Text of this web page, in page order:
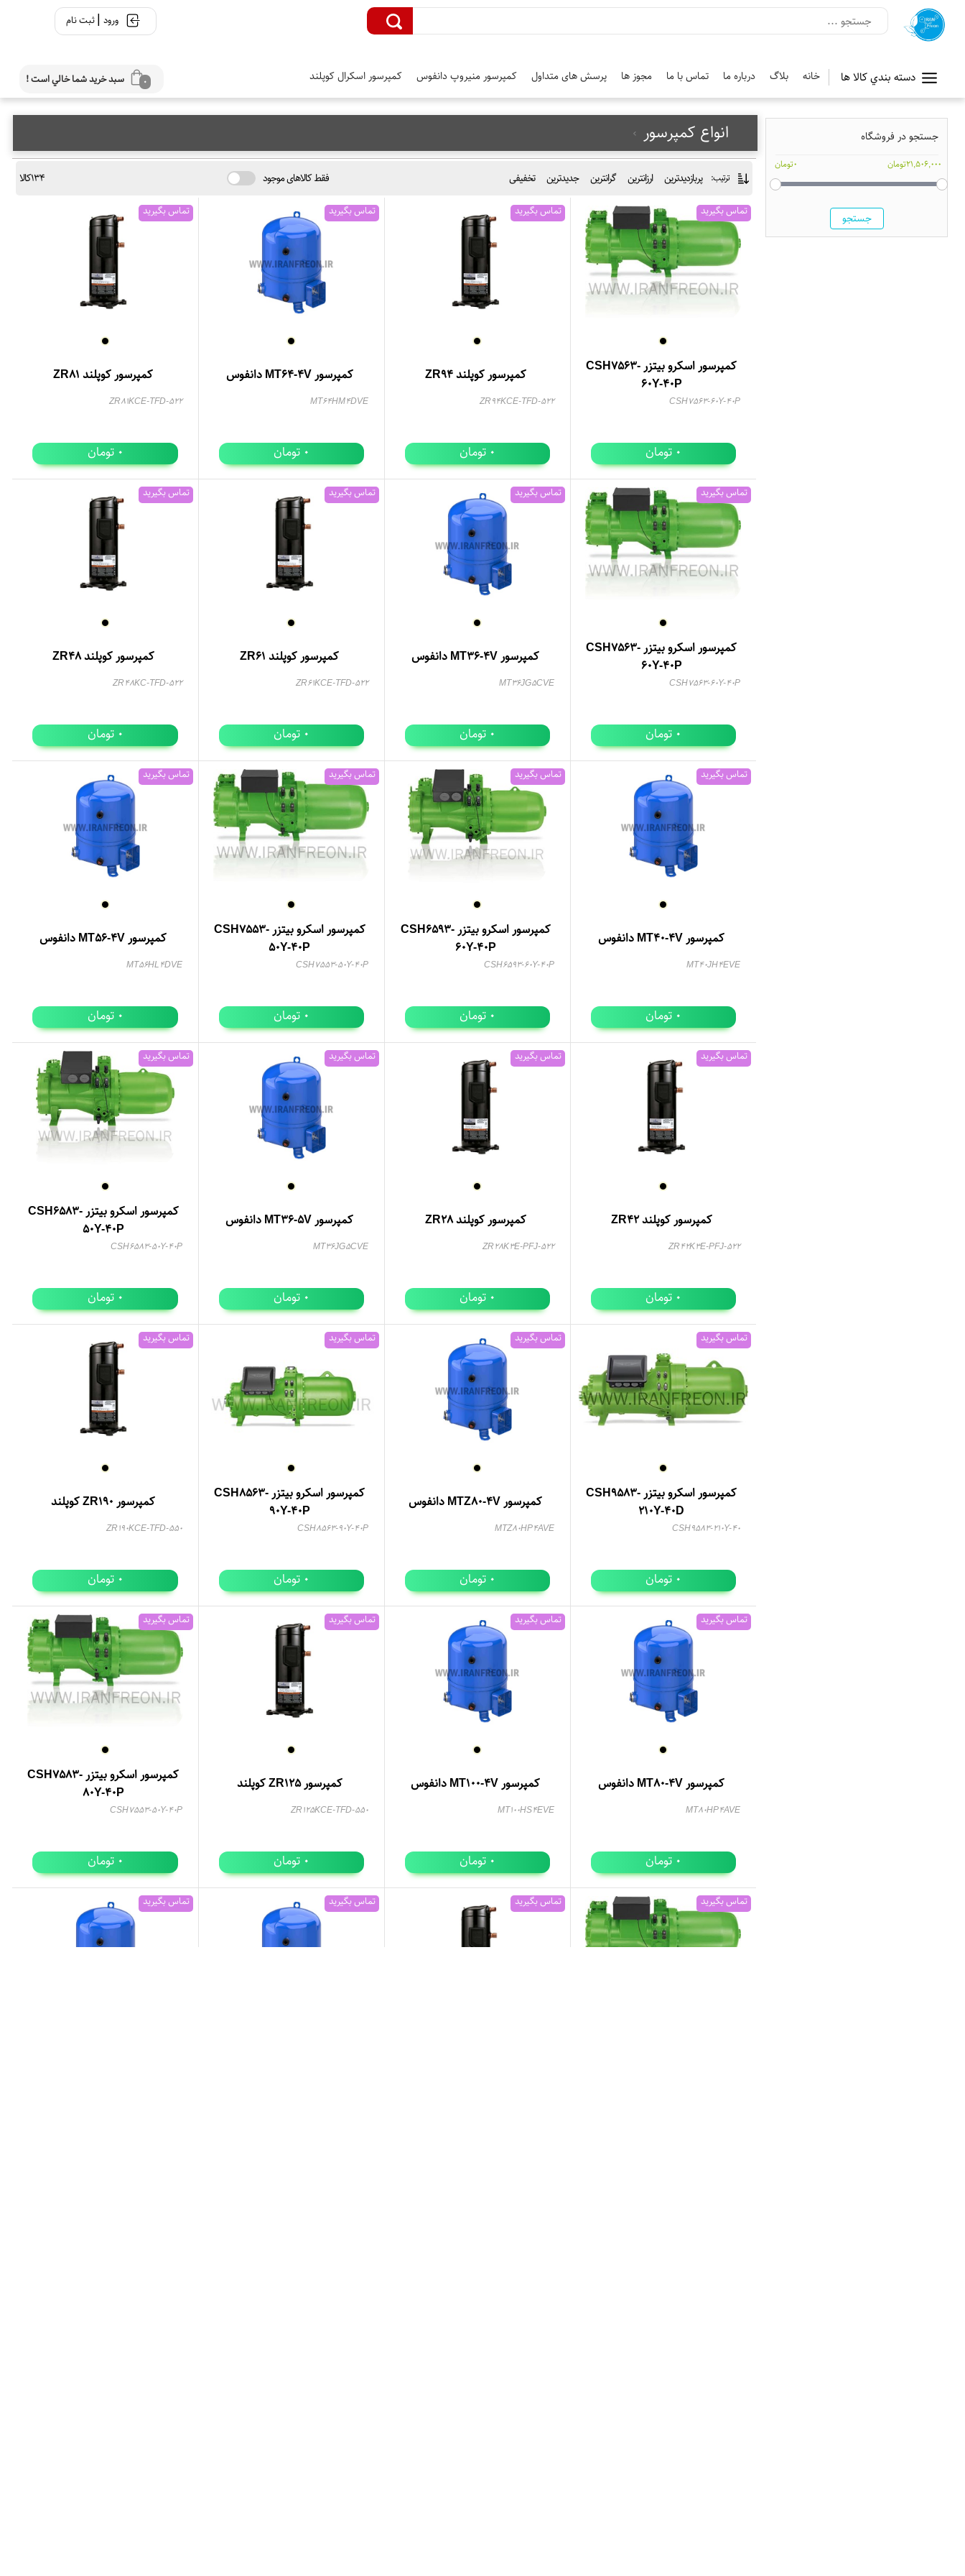
ورود | ثبت نام
دسته بندي کالا ها خانه بلاگ درباره ما تماس با ما مجوز ها پرسش های متداول کمپرسور منیروپ دانفوس کمپرسور اسکرال کوپلند 0 سبد خريد شما خالي است !
جستجو در فروشگاه
21,506,000تومان 0تومان
جستجو
انواع کمپرسور
ترتیب: پربازدیدترین ارزانترین گرانترین جدیدترین تخفیفی فقط کالاهای موجود 134کالا
کمپرسور اسکرو بیتزر CSH7563-
60Y-40P
CSH7563-60Y-40P
0 تومان
تماس بگیرید
کمپرسور کوپلند ZR94
ZR94KCE-TFD-522
0 تومان
تماس بگیرید
کمپرسور MT64-4V دانفوس
MT64HM4DVE
0 تومان
تماس بگیرید
کمپرسور کوپلند ZR81
ZR81KCE-TFD-522
0 تومان
تماس بگیرید
کمپرسور اسکرو بیتزر CSH7563-
60Y-40P
CSH7563-60Y-40P
0 تومان
تماس بگیرید
کمپرسور MT36-4V دانفوس
MT36JG5CVE
0 تومان
تماس بگیرید
کمپرسور کوپلند ZR61
ZR61KCE-TFD-522
0 تومان
تماس بگیرید
کمپرسور کوپلند ZR48
522-ZR48KC-TFD
0 تومان
تماس بگیرید
کمپرسور MT40-4V دانفوس
MT40JH4EVE
0 تومان
تماس بگیرید
کمپرسور اسکرو بیتزر CSH6593-
60Y-40P
CSH6593-60Y-40P
0 تومان
تماس بگیرید
کمپرسور اسکرو بیتزر CSH7553-
50Y-40P
CSH7553-50Y-40P
0 تومان
تماس بگیرید
کمپرسور MT56-4V دانفوس
MT56HL4DVE
0 تومان
تماس بگیرید
کمپرسور کوپلند ZR42
ZR42K3E-PFJ-522
0 تومان
تماس بگیرید
کمپرسور کوپلند ZR28
ZR28K3E-PFJ-522
0 تومان
تماس بگیرید
کمپرسور MT36-5V دانفوس
MT36JG5CVE
0 تومان
تماس بگیرید
کمپرسور اسکرو بیتزر CSH6583-
50Y-40P
CSH6583-50Y-40P
0 تومان
تماس بگیرید
کمپرسور اسکرو بیتزر CSH9583-
210Y-40D
CSH9583-210Y-40
0 تومان
تماس بگیرید
کمپرسور MTZ80-4V دانفوس
MTZ80HP4AVE
0 تومان
تماس بگیرید
کمپرسور اسکرو بیتزر CSH8563-
90Y-40P
CSH8563-90Y-40P
0 تومان
تماس بگیرید
کمپرسور ZR190 کوپلند
ZR190KCE-TFD-550
0 تومان
تماس بگیرید
کمپرسور MT80-4V دانفوس
MT80HP4AVE
0 تومان
تماس بگیرید
کمپرسور MT100-4V دانفوس
MT100HS4EVE
0 تومان
تماس بگیرید
کمپرسور ZR125 کوپلند
ZR125KCE-TFD-550
0 تومان
تماس بگیرید
کمپرسور اسکرو بیتزر CSH7583-
80Y-40P
CSH7553-50Y-40P
0 تومان
تماس بگیرید
تماس بگیرید تماس بگیرید تماس بگیرید تماس بگیرید